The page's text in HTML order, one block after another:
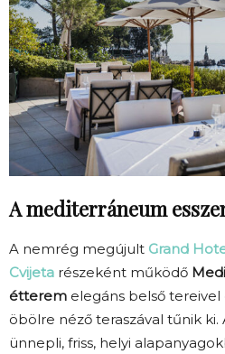
A mediterráneum
A nemrég megújult Grand
Cvijeta részeként működő
étterem elegáns belső tereivel
öbölre néző teraszával tűnik
ünnepli, friss, helyi